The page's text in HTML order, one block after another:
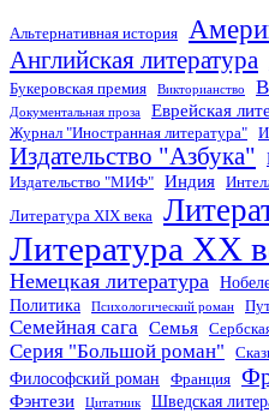
Альтернативная история
Английская литература
Букеровская премия
Викторианство
Документальная проза Еврейская
Журнал "Иностранная литература"
Издательство "Азбука"
Издательство "МИФ" Индия
Литература XIX века
Литература XX
Немецкая литература
Политика
Психологический роман
Семейная сага Семья
Серия "Большой роман"
Философский роман
Франция
Фэнтези Цитатник Шведская